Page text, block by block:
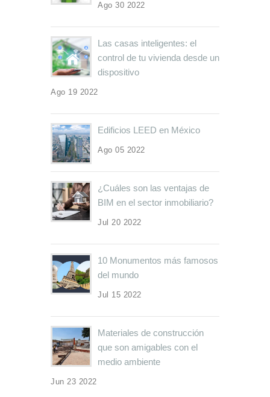
Ago 30 2022
Las casas inteligentes: el
control de tu vivienda desde un
dispositivo
Ago 19 2022
Edificios LEED en México
Ago 05 2022
¿Cuáles son las ventajas de
BIM en el sector inmobiliario?
Jul 20 2022
10 Monumentos más famosos
del mundo
Jul 15 2022
Materiales de construcción
que son amigables con el
medio ambiente
Jun 23 2022